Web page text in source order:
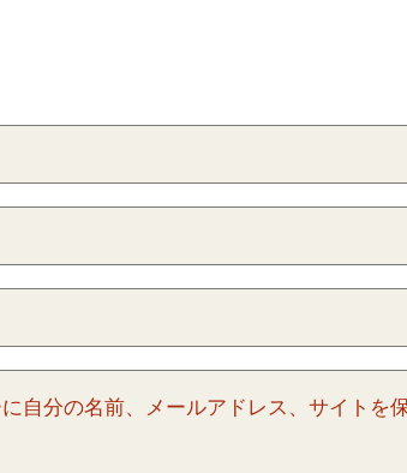
自分の名前、メールアドレス、サイトを